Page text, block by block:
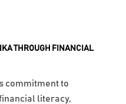
THROUGH FINANCIAL
commitment to
literacy,